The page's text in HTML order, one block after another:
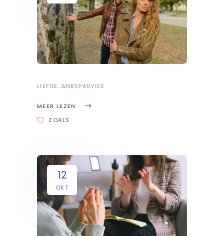
LIEFDE &NBSPADVIES
MEER LEZEN
ZOALS
12
OKT